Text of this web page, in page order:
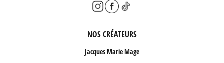
NOS CRÉATEURS
Jacques Marie Mage